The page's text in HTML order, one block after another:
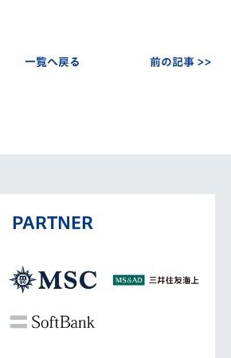
一覧へ戻る 前の記事 >>
PARTNER